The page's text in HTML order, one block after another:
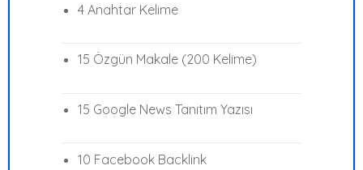
4 Anahtar Kelime
15 Özgün Makale (200 Kelime)
15 Google News Tanıtım Yazısı
10 Facebook Backlink